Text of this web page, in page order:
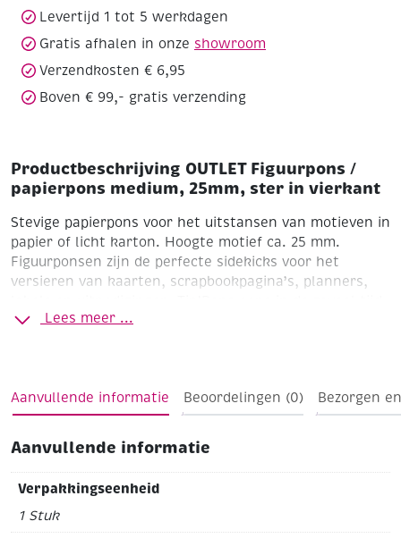
vierkant
aantal
Levertijd 1 tot 5 werkdagen
Gratis afhalen in onze showroom
Verzendkosten € 6,95
Boven € 99,- gratis verzending
Productbeschrijving OUTLET Figuurpons /
papierpons medium, 25mm, ster in vierkant
Stevige papierpons voor het uitstansen van motieven in
papier of licht karton. Hoogte motief ca. 25 mm.
Figuurponsen zijn de perfecte sidekicks voor het
versieren van kaarten, scrapbookpagina’s, planners,
een aantal keer door aluminiumfolie om de pons te
Lees meer ...
Aanvullende informatie Beoordelingen (0) Bezorgen
Aanvullende informatie
Verpakkingseenheid
1 Stuk